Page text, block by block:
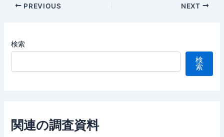
Post
PREVIOUS NEXT
検索
検
索
関連の調査資料